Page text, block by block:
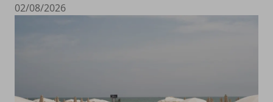
02/08/2026